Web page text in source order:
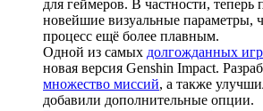
для геймеров. В частности, теперь
новейшие визуальные параметры,
процесс ещё более плавным.
Одной из самых долгожданных игр
новая версия Genshin Impact.
множество миссий, а также
добавили дополнительные опции.